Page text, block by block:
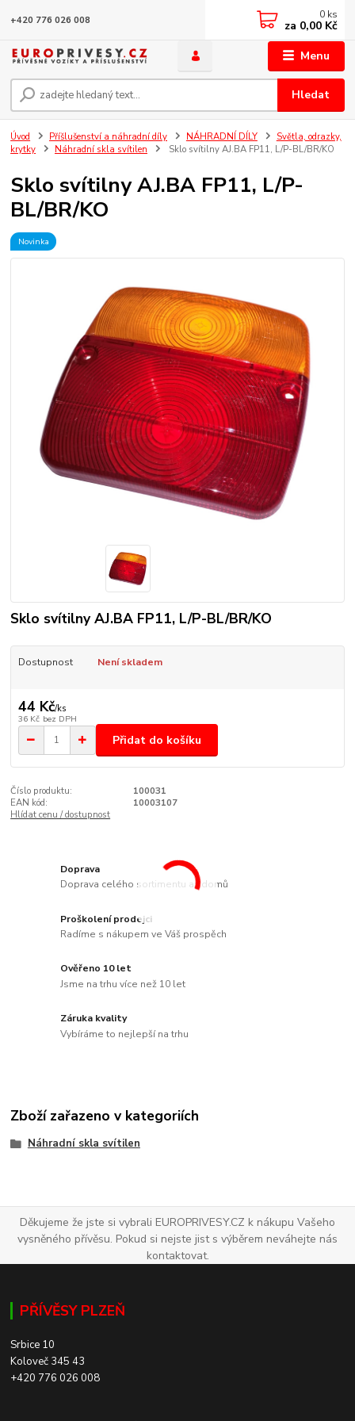
Menu
Hledat
+420 776 026 008 0 ks
za 0,00 Kč
Úvod Příšlušenství a náhradní díly NÁHRADNÍ DÍLY
Světla, odrazky,
krytky
Náhradní skla svítilen Sklo svítilny AJ.BA FP11, L/P-BL/BR/KO
Sklo svítilny AJ.BA FP11, L/P-
BL/BR/KO
Novinka
Sklo svítilny AJ.BA FP11, L/P-BL/BR/KO
Dostupnost Není skladem
44 Kč/ks
36 Kč bez DPH
Přidat do košíku
Číslo produktu:
100031
EAN kód:
10003107
Hlídat cenu / dostupnost
Doprava
Doprava celého sortimentu až domů
Proškolení prodejci
Radíme s nákupem ve Váš prospěch
Ověřeno 10 let
Jsme na trhu více než 10 let
Záruka kvality
Vybíráme to nejlepší na trhu
Zboží zařazeno v kategoriích
Náhradní skla svítilen
Děkujeme že jste si vybrali EUROPRIVESY.CZ k nákupu Vašeho
vysněného přívěsu. Pokud si nejste jist s výběrem neváhejte nás
kontaktovat.
PŘÍVĚSY PLZEŇ
Srbice 10
Koloveč 345 43
+420 776 026 008